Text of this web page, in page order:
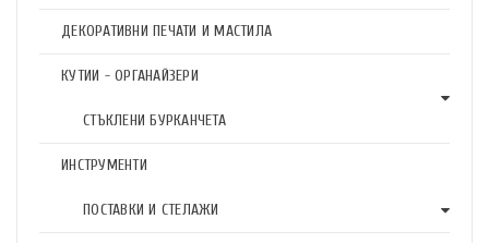
ДЕКОРАТИВНИ ПЕЧАТИ И МАСТИЛА
КУТИИ - ОРГАНАЙЗЕРИ
СТЪКЛЕНИ БУРКАНЧЕТА
ИНСТРУМЕНТИ
ПОСТАВКИ И СТЕЛАЖИ